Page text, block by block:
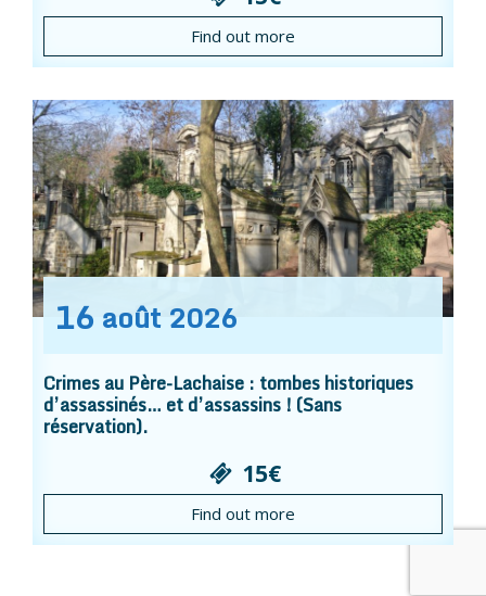
Find out more
16 août 2026
Crimes au Père-Lachaise : tombes historiques
d’assassinés… et d’assassins ! (Sans
réservation).
15€
Find out more